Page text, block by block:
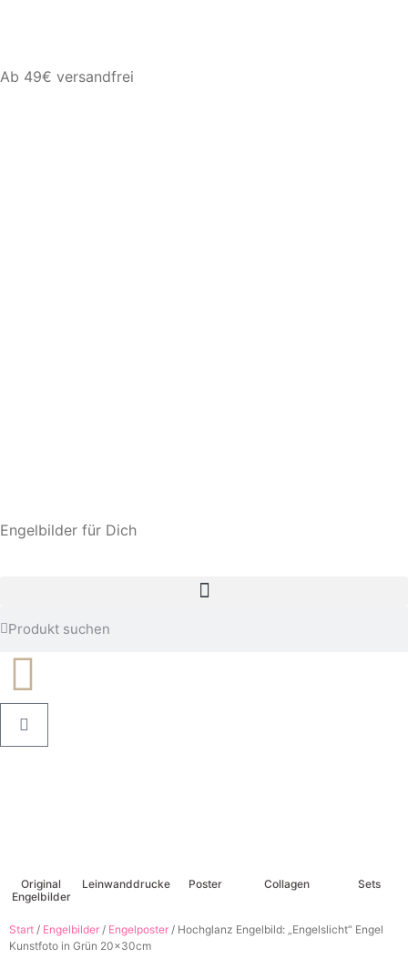
Ab 49€ versandfrei
Engelbilder für Dich
Original
Engelbilder
Leinwanddrucke Poster Collagen Sets
Start / Engelbilder / Engelposter / Hochglanz Engelbild: „Engelslicht“ Engel
Kunstfoto in Grün 20x30cm